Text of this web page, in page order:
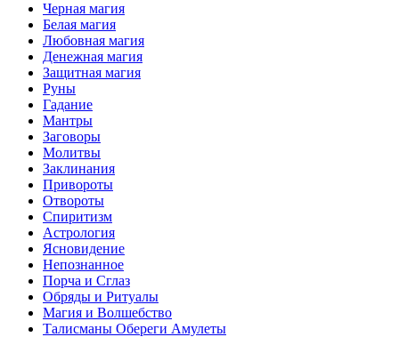
Черная магия
Белая магия
Любовная магия
Денежная магия
Защитная магия
Руны
Гадание
Мантры
Заговоры
Молитвы
Заклинания
Привороты
Отвороты
Спиритизм
Астрология
Ясновидение
Непознанное
Порча и Сглаз
Обряды и Ритуалы
Магия и Волшебство
Талисманы Обереги Амулеты